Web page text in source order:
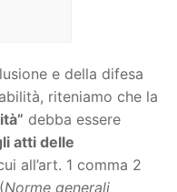
e della difesa
riteniamo che la
debba essere
atti delle
all’art. 1 comma 2
Norme generali